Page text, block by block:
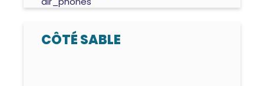
CÔTÉ SABLE